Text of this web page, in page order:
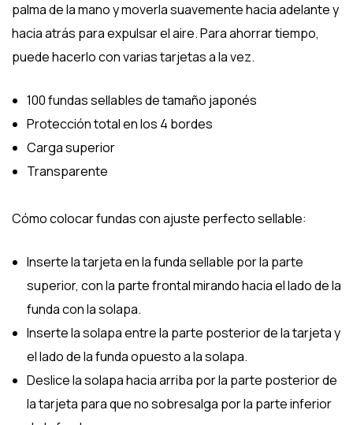
palma de la mano y moverla suavemente hacia adelante y
hacia atrás para expulsar el aire. Para ahorrar tiempo,
puede hacerlo con varias tarjetas a la vez.
100 fundas sellables de tamaño japonés
Protección total en los 4 bordes
Carga superior
Transparente
Cómo colocar fundas con ajuste perfecto sellable:
Inserte la tarjeta en la funda sellable por la parte
superior, con la parte frontal mirando hacia el lado de la
funda con la solapa.
Inserte la solapa entre la parte posterior de la tarjeta y
el lado de la funda opuesto a la solapa.
Deslice la solapa hacia arriba por la parte posterior de
la tarjeta para que no sobresalga por la parte inferior